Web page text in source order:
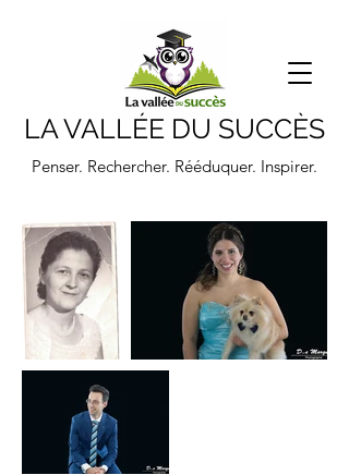
LA VALLÉE DU SUCCÈS
Penser. Rechercher. Rééduquer. Inspirer.